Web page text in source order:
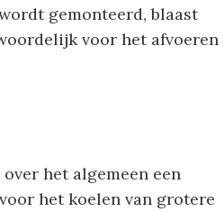
gemonteerd, blaast
voor het afvoeren
het algemeen een
het koelen van grotere